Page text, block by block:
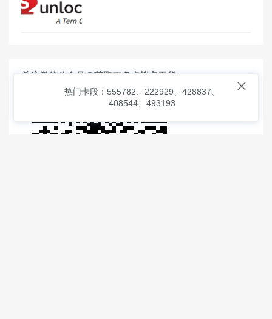
关注微信公众号@获取更多虚拟卡干货

热门卡段：555782、222929、428837、
408544、493193